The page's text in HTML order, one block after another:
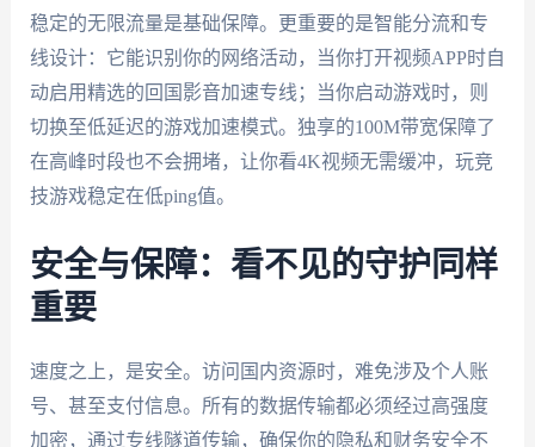
稳定的无限流量是基础保障。更重要的是智能分流和专
线设计：它能识别你的网络活动，当你打开视频APP时自
动启用精选的回国影音加速专线；当你启动游戏时，则
切换至低延迟的游戏加速模式。独享的100M带宽保障了
在高峰时段也不会拥堵，让你看4K视频无需缓冲，玩竞
技游戏稳定在低ping值。
安全与保障：看不见的守护同样
重要
速度之上，是安全。访问国内资源时，难免涉及个人账
号、甚至支付信息。所有的数据传输都必须经过高强度
加密，通过专线隧道传输，确保你的隐私和财务安全不